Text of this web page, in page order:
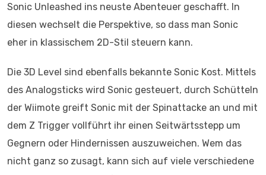
Sonic Unleashed ins neuste Abenteuer geschafft. In
diesen wechselt die Perspektive, so dass man Sonic
eher in klassischem 2D-Stil steuern kann.
Die 3D Level sind ebenfalls bekannte Sonic Kost. Mittels
des Analogsticks wird Sonic gesteuert, durch Schütteln
der Wiimote greift Sonic mit der Spinattacke an und mit
dem Z Trigger vollführt ihr einen Seitwärtsstepp um
Gegnern oder Hindernissen auszuweichen. Wem das
nicht ganz so zusagt, kann sich auf viele verschiedene